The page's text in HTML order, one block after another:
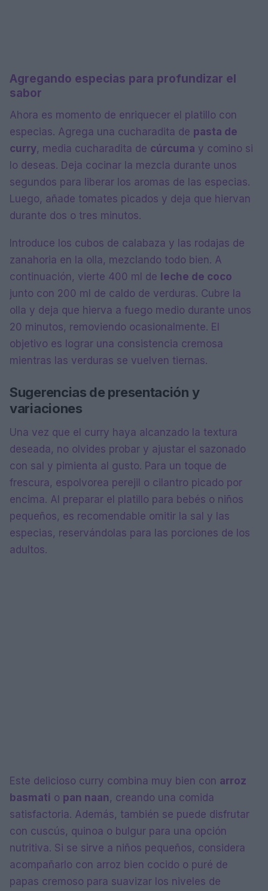
Agregando especias para profundizar el
sabor
Ahora es momento de enriquecer el platillo con
especias. Agrega una cucharadita de pasta de
curry, media cucharadita de cúrcuma y comino si
lo deseas. Deja cocinar la mezcla durante unos
segundos para liberar los aromas de las especias.
Luego, añade tomates picados y deja que hiervan
durante dos o tres minutos.
Introduce los cubos de calabaza y las rodajas de
zanahoria en la olla, mezclando todo bien. A
continuación, vierte 400 ml de leche de coco
junto con 200 ml de caldo de verduras. Cubre la
olla y deja que hierva a fuego medio durante unos
20 minutos, removiendo ocasionalmente. El
objetivo es lograr una consistencia cremosa
mientras las verduras se vuelven tiernas.
Sugerencias de presentación y
variaciones
Una vez que el curry haya alcanzado la textura
deseada, no olvides probar y ajustar el sazonado
con sal y pimienta al gusto. Para un toque de
frescura, espolvorea perejil o cilantro picado por
encima. Al preparar el platillo para bebés o niños
pequeños, es recomendable omitir la sal y las
especias, reservándolas para las porciones de los
adultos.
Este delicioso curry combina muy bien con arroz
basmati o pan naan, creando una comida
satisfactoria. Además, también se puede disfrutar
con cuscús, quinoa o bulgur para una opción
nutritiva. Si se sirve a niños pequeños, considera
acompañarlo con arroz bien cocido o puré de
papas cremoso para suavizar los niveles de